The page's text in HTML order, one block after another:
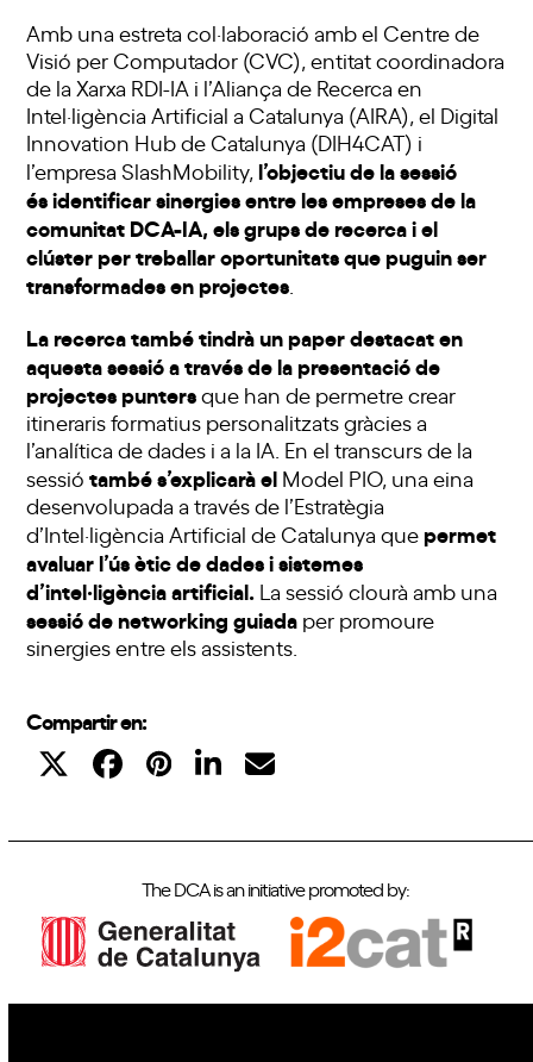
Amb una estreta col·laboració amb el Centre de
Visió per Computador (CVC), entitat coordinadora
de la Xarxa RDI-IA i l’Aliança de Recerca en
Intel·ligència Artificial a Catalunya (AIRA), el Digital
Innovation Hub de Catalunya (DIH4CAT) i
l’empresa SlashMobility,l’objectiu de la sessió
ésidentificar sinergies entre les empreses de la
comunitat DCA-IA, els grups de recerca i el
clúster per treballar oportunitats que puguin ser
transformades en projectes
La recerca també tindrà un paper destacat en
aquesta sessió a través de la presentació de
projectes puntersque han de permetre crear
itineraris formatius personalitzats gràcies a
l’analítica de dades i a la IA. En el transcurs de la
sessió també s’explicarà el Model PIO, una eina
desenvolupada a través de l’Estratègia
d’Intel·ligència Artificial de Catalunya quepermet
avaluar l’ús ètic de dades i sistemes
d’intel·ligència artificial. La sessió clourà amb una
sessió de networking guiada per promoure
sinergies entre els assistents.
Compartir en:
The DCA is an initiative promoted by: